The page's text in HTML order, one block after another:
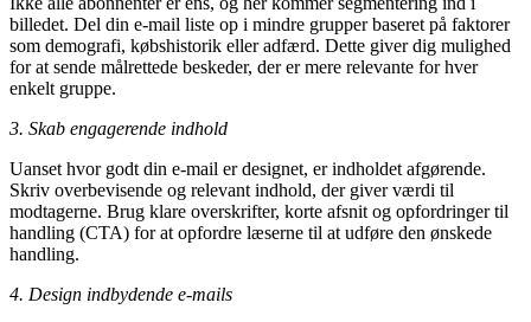
billedet. Del din e-mail liste op i mindre grupper baseret på faktorer
som demografi, købshistorik eller adfærd. Dette giver dig mulighed
for at sende målrettede beskeder, der er mere relevante for hver
enkelt gruppe.
3. Skab engagerende indhold
Uanset hvor godt din e-mail er designet, er indholdet afgørende.
Skriv overbevisende og relevant indhold, der giver værdi til
modtagerne. Brug klare overskrifter, korte afsnit og opfordringer til
handling (CTA) for at opfordre læserne til at udføre den ønskede
handling.
4. Design indbydende e-mails